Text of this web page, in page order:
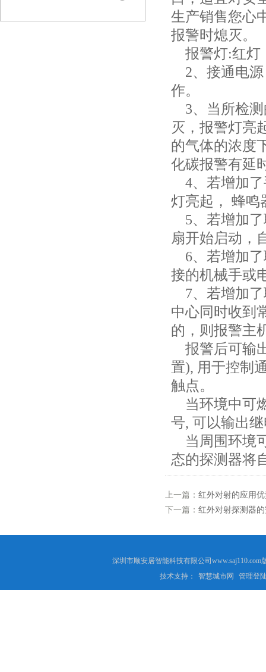
生产销售您心
报警时熄灭。
报警灯:红灯
2、接通电源
作。
3、当所检测
灭，报警灯亮
的气体的浓度
化碳报警有延
4、若增加了
灯亮起， 蜂
5、若增加了
扇开始启动，
6、若增加了
接的机械手或
7、若增加了
中心同时收到
的，则报警主
报警后可输
置), 用于控制
触点。
当环境中可
号, 可以输出
当周围环境
态的探测器将
上一篇： 红外对射的应用
下一篇： 红外对射探测器
深圳市顺安居智能科技有限公司
技术支持：
智慧城市网 管理登